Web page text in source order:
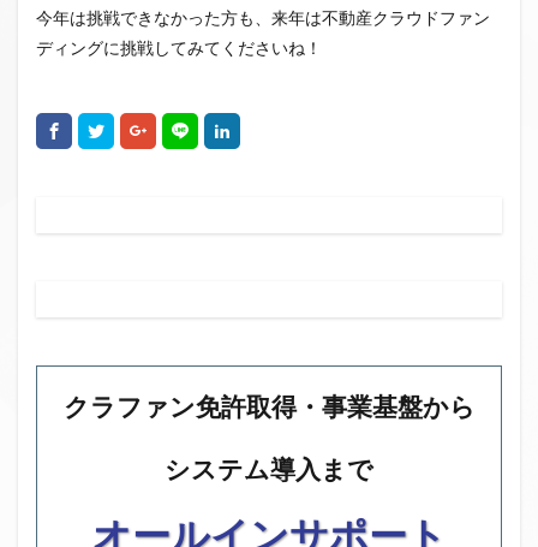
今年は挑戦できなかった方も、来年は不動産クラウドファン
ディングに挑戦してみてくださいね！
クラファン免許取得・事業基盤から
システム導入まで
オールインサポート